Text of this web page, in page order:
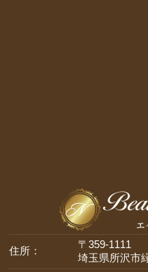
住所：
〒359-1111
埼玉県所沢市